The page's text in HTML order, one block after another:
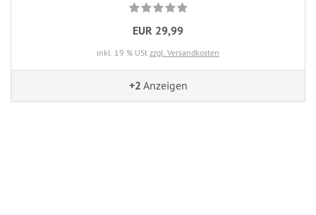
EUR 29,99
inkl. 19 % USt zzgl. Versandkosten
+2 Anzeigen